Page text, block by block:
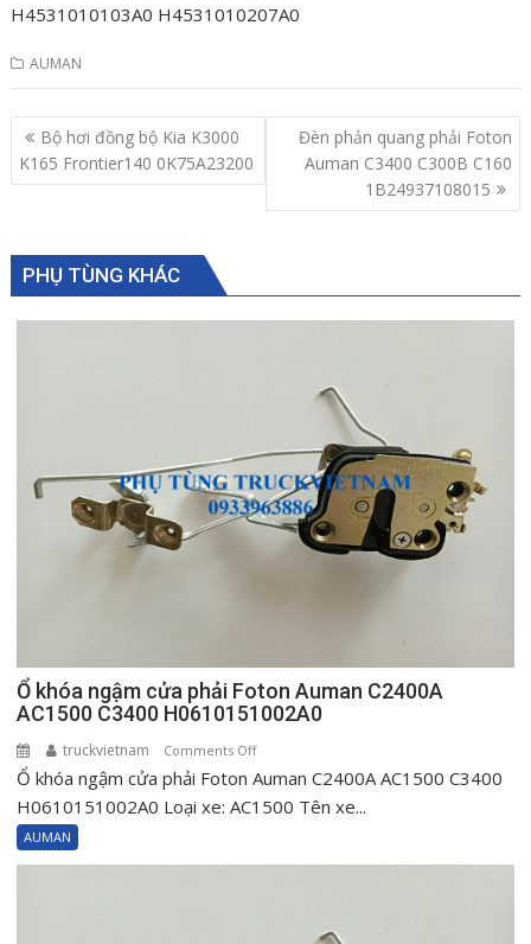
H4531010103A0 H4531010207A0
AUMAN
Post
navigation
Bộ hơi đồng bộ Kia K3000
K165 Frontier140 0K75A23200
Đèn phản quang phải Foton
Auman C3400 C300B C160
1B24937108015
PHỤ TÙNG KHÁC
Ổ khóa ngậm cửa phải Foton Auman C2400A
AC1500 C3400 H0610151002A0
truckvietnam Comments Offon
Ổ
khóa
Ổ khóa ngậm cửa phải Foton Auman C2400A AC1500 C3400
H0610151002A0 Loại xe: AC1500 Tên xe...
AUMAN